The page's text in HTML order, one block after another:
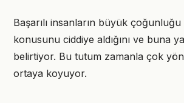
Başarılı insanların büyük
konusunu ciddiye aldığını ve buna
belirtiyor. Bu tutum zamanla çok
ortaya koyuyor.